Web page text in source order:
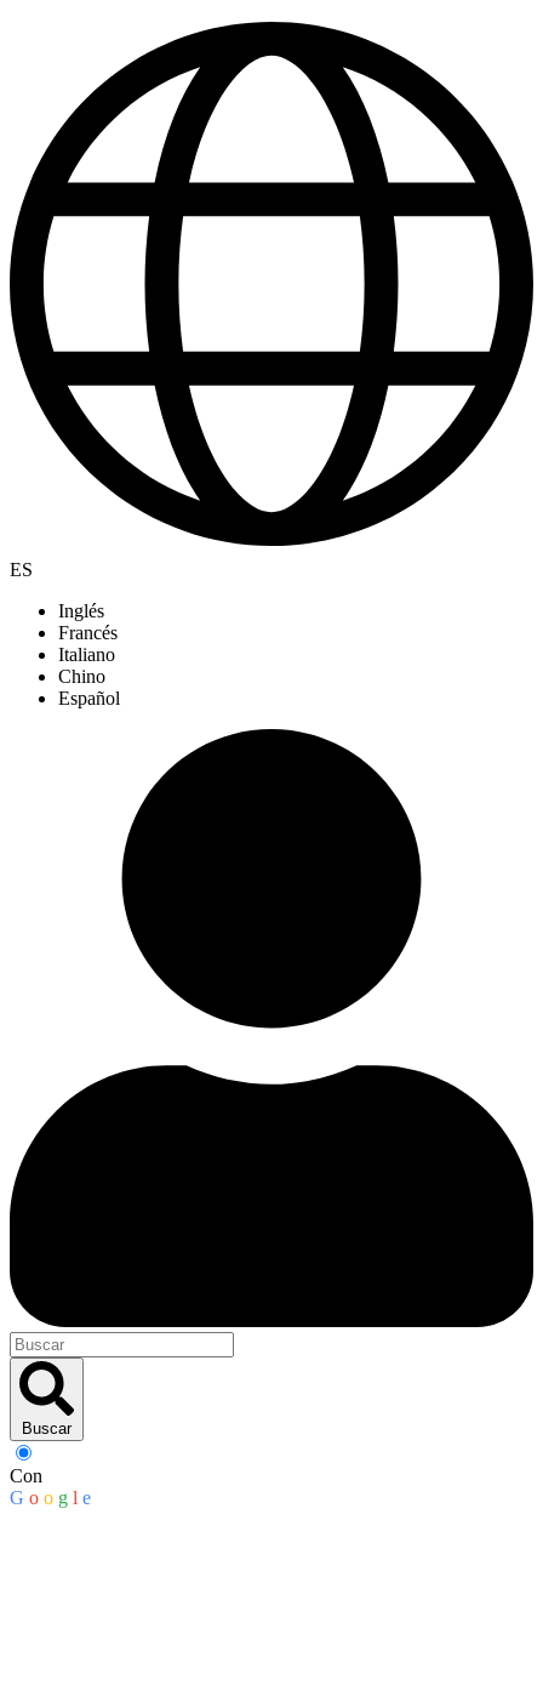
ES
Inglés
Francés
Italiano
Chino
Español
Buscar
Con
G o o g l e